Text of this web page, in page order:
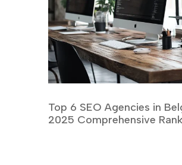
Top 6 SEO Agencies in
2025 Comprehensive